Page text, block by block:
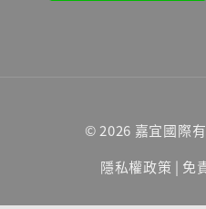
© 2026 嘉宜國際
隱私權政策 | 免